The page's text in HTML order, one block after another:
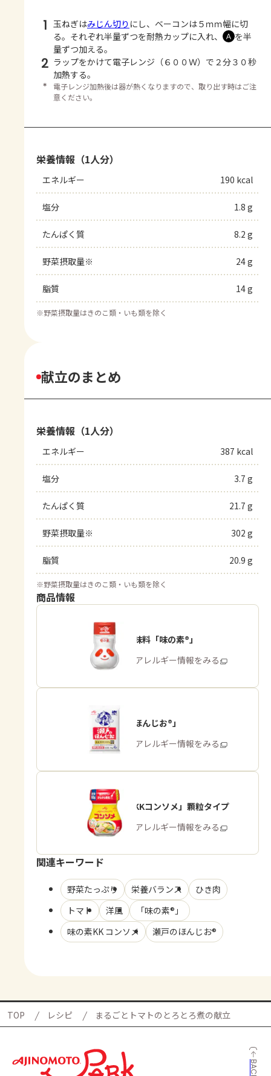
1 玉ねぎはみじん切り にし、ベーコンは５ｍｍ幅に切
る。それぞれ半量ずつを耐熱カップに入れ、
Ａ を半
量ずつ加える。
2 ラップをかけて電子レンジ（６００Ｗ）で２分３０秒
加熱する。
＊
電子レンジ加熱後は器が熱くなりますので、取り出す時はご注
意ください。
栄養情報（1人分）
エネルギー 190 kcal
塩分 1.8 g
たんぱく質 8.2 g
野菜摂取量※ 24 g
脂質 14 g
※野菜摂取量はきのこ類・いも類を除く
献立のまとめ
栄養情報（1人分）
エネルギー 387 kcal
塩分 3.7 g
たんぱく質 21.7 g
野菜摂取量※ 302 g
脂質 20.9 g
※野菜摂取量はきのこ類・いも類を除く
商品情報
うま味調味料「味の素®」
商品・アレルギー情報をみる
「瀬戸のほんじお®」
商品・アレルギー情報をみる
「味の素KKコンソメ」顆粒タイプ
商品・アレルギー情報をみる
関連キーワード
野菜たっぷり 栄養バランス
ひき肉
トマト
洋風
「味の素®」
味の素KK コンソメ
瀬戸のほんじお®
TOP レシピ まるごとトマトのとろとろ煮の献立